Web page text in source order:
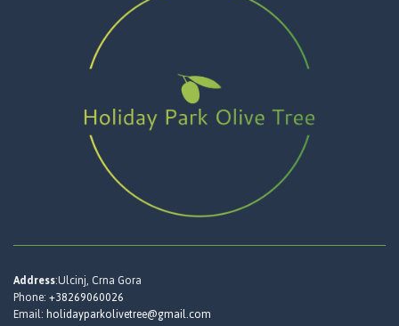
Address:Ulcinj, Crna Gora
Phone:+38269060026
Email:holidayparkolivetree@gmail.com